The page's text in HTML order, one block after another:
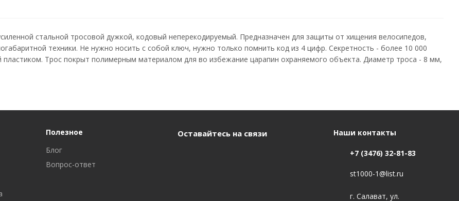
стальной тросовой дужкой, кодовый неперекодируемый. Предназначен для защиты от хищения велосипедов,
техники. Не нужно носить с собой ключ, нужно только помнить код из 4 цифр. Секретность - более 10 000
Трос покрыт полимерным материалом для во избежание царапин охраняемого объекта. Диаметр троса - 8 мм,
Полезное
Блог
Вопрос-ответ
Оставайтесь на связи Наши контакты
+7 (3476) 32-81-83
st1000-1@list.ru
г. Салават, ул.